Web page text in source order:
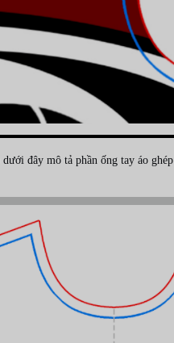
đây mô tả phần ống tay áo ghép